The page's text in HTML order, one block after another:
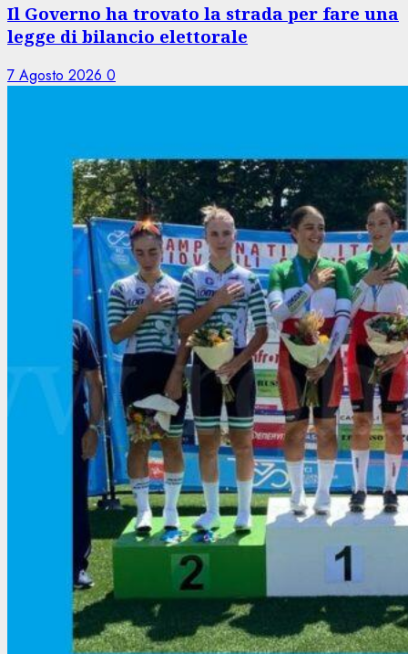
Il Governo ha trovato la strada per fare una
legge di bilancio elettorale
7 Agosto 2026 0